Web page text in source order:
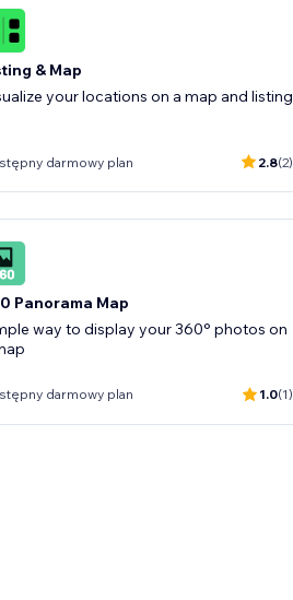
& Map
your locations on a map and listing
darmowy plan 2.8(2)
Panorama Map
way to display your 360° photos on
darmowy plan 1.0(1)